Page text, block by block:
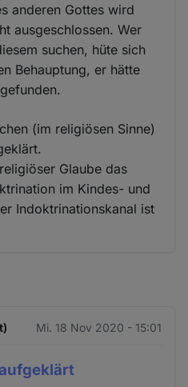
anderen Gottes wird
ausgeschlossen. Wer
suchen, hüte sich
Behauptung, er hätte
(im religiösen Sinne)
Glaube das
im Kindes- und
Indoktrinationskanal ist
Mi. 18 Nov 2020 - 15:01